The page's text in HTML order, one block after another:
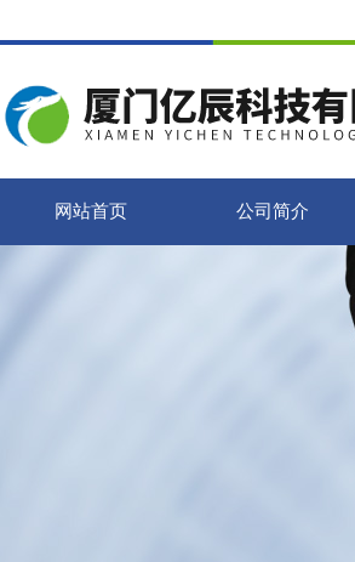
网站首页 公司简介